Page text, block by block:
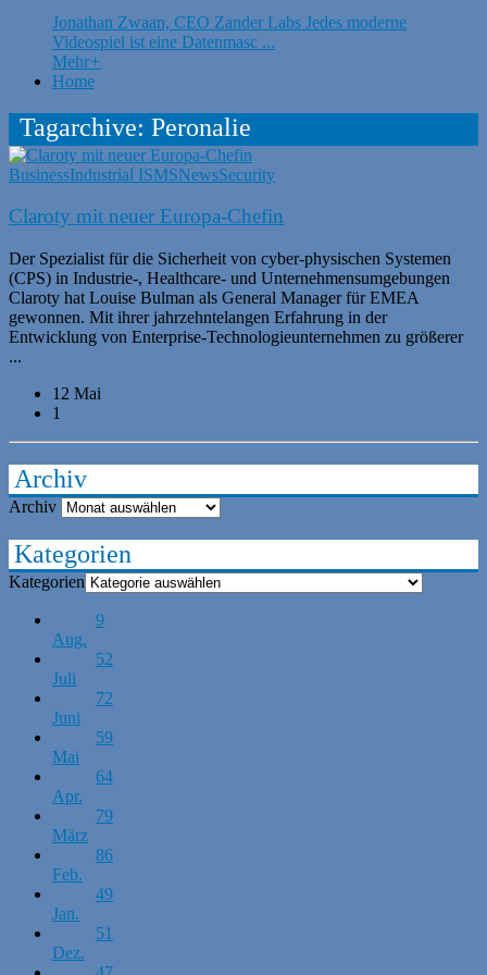
Jonathan Zwaan, CEO Zander Labs Jedes moderne
Videospiel ist eine Datenmasc ...
Mehr+
Home
Tagarchive: Peronalie
BusinessIndustrial ISMSNewsSecurity
Claroty mit neuer Europa-Chefin
Der Spezialist für die Sicherheit von cyber-physischen Systemen
(CPS) in Industrie-, Healthcare- und Unternehmensumgebungen
Claroty hat Louise Bulman als General Manager für EMEA
gewonnen. Mit ihrer jahrzehntelangen Erfahrung in der
Entwicklung von Enterprise-Technologieunternehmen zu größerer
...
12 Mai
1
Archiv
Archiv
Kategorien
Kategorien
9
Aug.
52
Juli
72
Juni
59
Mai
64
Apr.
79
März
86
Feb.
49
Jan.
51
Dez.